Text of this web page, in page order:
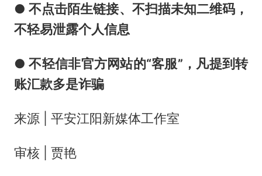
● 不点击陌生链接、不扫描未知二维码，
不轻易泄露个人信息
● 不轻信非官方网站的“客服”，凡提到转
账汇款多是诈骗
来源 | 平安江阳新媒体工作室
审核 | 贾艳